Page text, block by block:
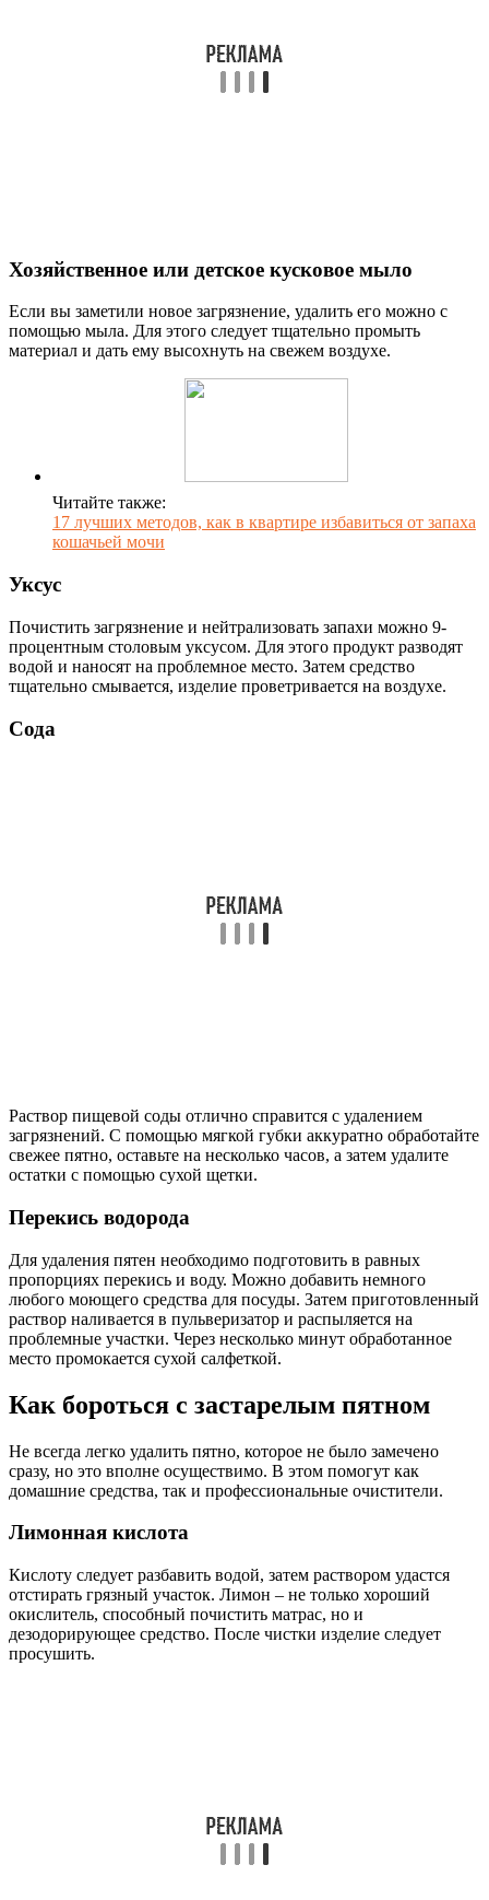
Хозяйственное или детское кусковое мыло
Если вы заметили новое загрязнение, удалить его можно с
помощью мыла. Для этого следует тщательно промыть
материал и дать ему высохнуть на свежем воздухе.
Читайте также:
17 лучших методов, как в квартире избавиться от запаха
кошачьей мочи
Уксус
Почистить загрязнение и нейтрализовать запахи можно 9-
процентным столовым уксусом. Для этого продукт разводят
водой и наносят на проблемное место. Затем средство
тщательно смывается, изделие проветривается на воздухе.
Сода
Раствор пищевой соды отлично справится с удалением
загрязнений. С помощью мягкой губки аккуратно обработайте
свежее пятно, оставьте на несколько часов, а затем удалите
остатки с помощью сухой щетки.
Перекись водорода
Для удаления пятен необходимо подготовить в равных
пропорциях перекись и воду. Можно добавить немного
любого моющего средства для посуды. Затем приготовленный
раствор наливается в пульверизатор и распыляется на
проблемные участки. Через несколько минут обработанное
место промокается сухой салфеткой.
Как бороться с застарелым пятном
Не всегда легко удалить пятно, которое не было замечено
сразу, но это вполне осуществимо. В этом помогут как
домашние средства, так и профессиональные очистители.
Лимонная кислота
Кислоту следует разбавить водой, затем раствором удастся
отстирать грязный участок. Лимон – не только хороший
окислитель, способный почистить матрас, но и
дезодорирующее средство. После чистки изделие следует
просушить.